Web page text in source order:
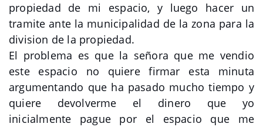
propiedad de mi espacio, y luego hacer un
tramite ante la municipalidad de la zona para la
division de la propiedad.
El problema es que la señora que me vendio
este espacio no quiere firmar esta minuta
argumentando que ha pasado mucho tiempo y
quiere devolverme el dinero que yo
inicialmente pague por el espacio que me